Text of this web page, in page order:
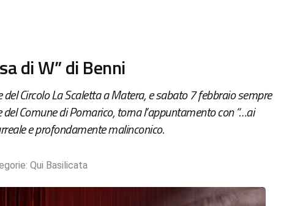
di W” di Benni
Circolo La Scaletta a Matera, e sabato 7 febbraio sempre
Comune di Pomarico, torna l’appuntamento con “…ai
e profondamente malinconico.
Qui Basilicata